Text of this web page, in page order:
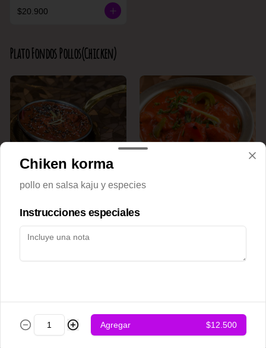
$20.900
Plato Fondos Pollos(Chicken)
Achari chicken
$12.500 $12.500
Chiken korma
pollo en salsa kaju y especies
Instrucciones especiales
Agregar $12.500